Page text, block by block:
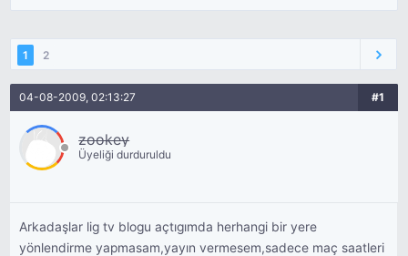
1 2
04-08-2009, 02:13:27 #1
zookey
Üyeliği durduruldu
Arkadaşlar lig tv blogu açtıgımda herhangi bir yere
yönlendirme yapmasam,yayın vermesem,sadece maç saatleri